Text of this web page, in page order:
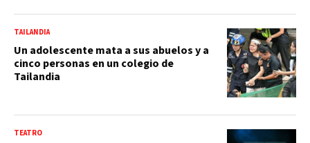
TAILANDIA
Un adolescente mata a sus abuelos y a
cinco personas en un colegio de
Tailandia
TEATRO